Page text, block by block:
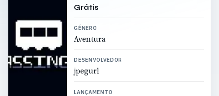
Grátis
GÉNERO
Aventura
DESENVOLVEDOR
jpegurl
LANÇAMENTO